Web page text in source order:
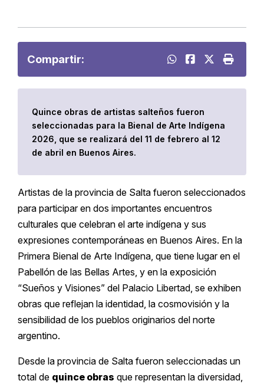
Compartir:
Quince obras de artistas salteños fueron
seleccionadas para la Bienal de Arte Indígena
2026, que se realizará del 11 de febrero al 12
de abril en Buenos Aires.
Artistas de la provincia de Salta fueron seleccionados
para participar en dos importantes encuentros
culturales que celebran el arte indígena y sus
expresiones contemporáneas en Buenos Aires. En la
Primera Bienal de Arte Indígena, que tiene lugar en el
Pabellón de las Bellas Artes, y en la exposición
“Sueños y Visiones” del Palacio Libertad, se exhiben
obras que reflejan la identidad, la cosmovisión y la
sensibilidad de los pueblos originarios del norte
argentino.
Desde la provincia de Salta fueron seleccionadas un
total de quince obras que representan la diversidad,